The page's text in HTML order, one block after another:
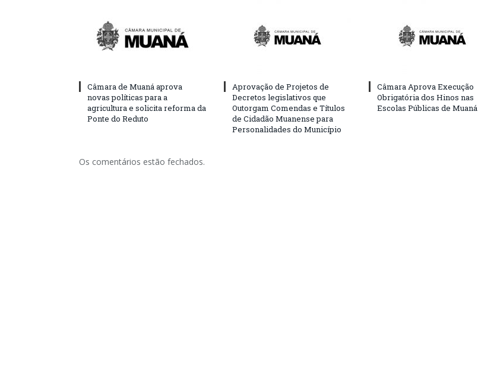
Câmara de Muaná aprova
novas políticas para a
agricultura e solicita reforma da
Ponte do Reduto
Aprovação de Projetos de
Decretos legislativos que
Outorgam Comendas e Títulos
de Cidadão Muanense para
Personalidades do Município
Câmara Aprova Execução
Obrigatória dos Hinos nas
Escolas Públicas de Muaná
Os comentários estão fechados.